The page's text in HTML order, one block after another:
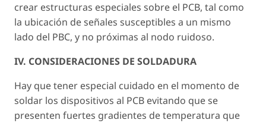
crear estructuras especiales sobre el PCB, tal como
la ubicación de señales susceptibles a un mismo
lado del PBC, y no próximas al nodo ruidoso.
IV. CONSIDERACIONES DE SOLDADURA
Hay que tener especial cuidado en el momento de
soldar los dispositivos al PCB evitando que se
presenten fuertes gradientes de temperatura que